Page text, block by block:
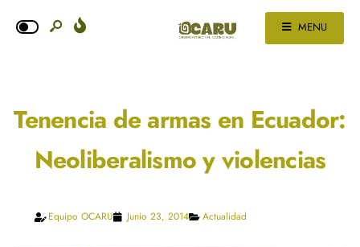
MENU
Tenencia de armas en Ecuador:
Neoliberalismo y violencias
Equipo OCARU Junio 23, 2014 Actualidad